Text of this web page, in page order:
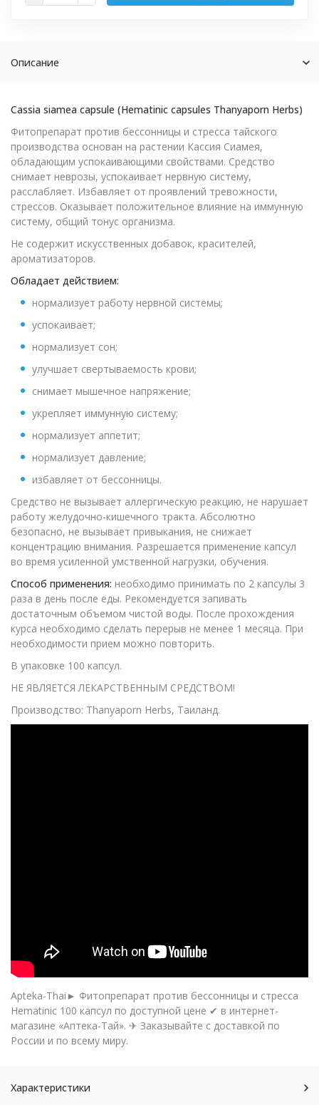
Описание
Сassia siamea capsule (Hematinic capsules Thanyaporn Herbs)
Фитопрепарат против бессонницы и стресса тайского
производства основан на растении Кассия Сиамея,
обладающим успокаивающими свойствами. Средство
снимает неврозы, успокаивает нервную систему,
расслабляет. Избавляет от проявлений тревожности,
стрессов. Оказывает положительное влияние на иммунную
систему, общий тонус организма.
Не содержит искусственных добавок, красителей,
ароматизаторов.
Обладает действием:
нормализует работу нервной системы;
успокаивает;
нормализует сон;
улучшает свертываемость крови;
снимает мышечное напряжение;
укрепляет иммунную систему;
нормализует аппетит;
нормализует давление;
избавляет от бессонницы.
Средство не вызывает аллергическую реакцию, не нарушает
работу желудочно-кишечного тракта. Абсолютно
безопасно, не вызывает привыкания, не снижает
концентрацию внимания. Разрешается применение капсул
во время усиленной умственной нагрузки, обучения.
Способ применения: необходимо принимать по 2 капсулы 3
раза в день после еды. Рекомендуется запивать
достаточным объемом чистой воды. После прохождения
курса необходимо сделать перерыв не менее 1 месяца. При
необходимости прием можно повторить.
В упаковке 100 капсул.
НЕ ЯВЛЯЕТСЯ ЛЕКАРСТВЕННЫМ СРЕДСТВОМ!
Производство: Thanyaporn Herbs, Таиланд.
Apteka-Thai► Фитопрепарат против бессонницы и стресса
Hematinic 100 капсул по доступной цене ✔ в интернет-
магазине «Аптека-Тай». ✈ Заказывайте с доставкой по
России и по всему миру.
Характеристики